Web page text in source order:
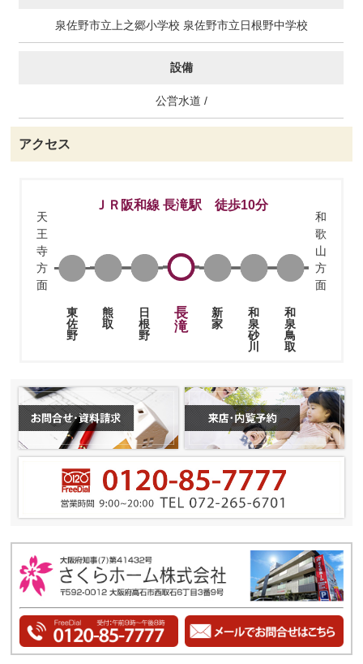
泉佐野市立上之郷小学校 泉佐野市立日根野中学校
設備
公営水道 /
アクセス
ＪＲ阪和線 長滝駅 徒歩10分
天
王
寺
方
面
東
佐
野
熊
取
日
根
野
長
滝
新
家
和
泉
砂
川
和
泉
鳥
取
和
歌
山
方
面